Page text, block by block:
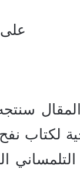
إذا
المقال
لكتاب